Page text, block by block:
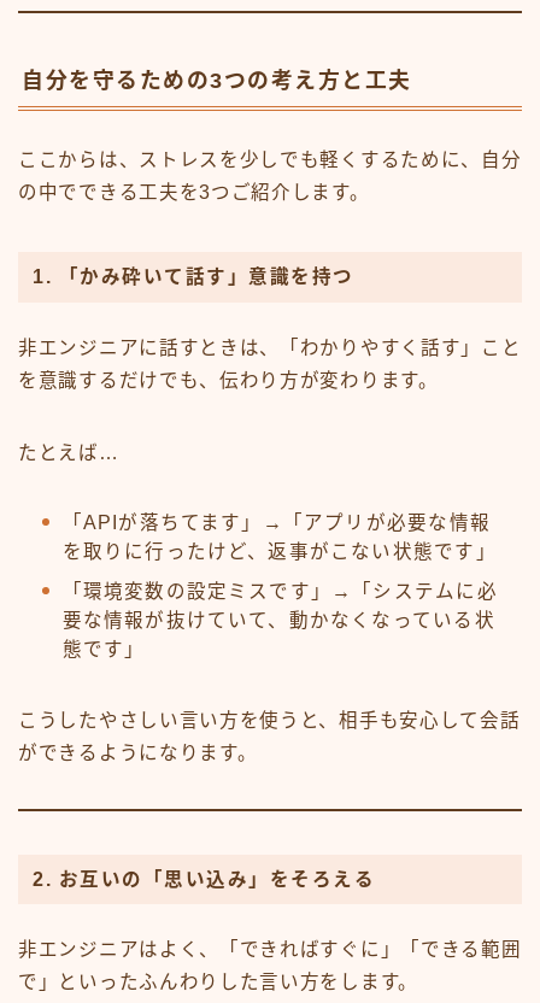
自分を守るための3つの考え方と工夫
ここからは、ストレスを少しでも軽くするために、自分
の中でできる工夫を3つご紹介します。
1. 「かみ砕いて話す」意識を持つ
非エンジニアに話すときは、「わかりやすく話す」こと
を意識するだけでも、伝わり方が変わります。
たとえば…
「APIが落ちてます」→「アプリが必要な情報
を取りに行ったけど、返事がこない状態です」
「環境変数の設定ミスです」→「システムに必
要な情報が抜けていて、動かなくなっている状
態です」
こうしたやさしい言い方を使うと、相手も安心して会話
ができるようになります。
2. お互いの「思い込み」をそろえる
非エンジニアはよく、「できればすぐに」「できる範囲
で」といったふんわりした言い方をします。